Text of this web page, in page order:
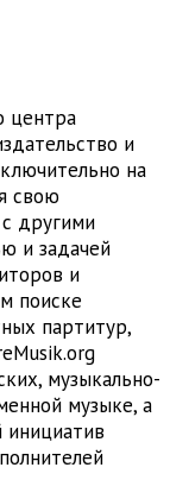
центра
и
на
свою
другими
и задачей
и
поиске
партитур,
музыкально-
музыке, а
инициатив